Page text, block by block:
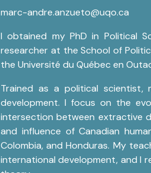
marc-andre.anzueto@uqo.ca
I obtained my PhD in Political
researcher at the School of
the Université du Québec en
Trained as a political
development. I focus on the
intersection between extractive
and influence of Canadian
Colombia, and Honduras. My
international development, and I